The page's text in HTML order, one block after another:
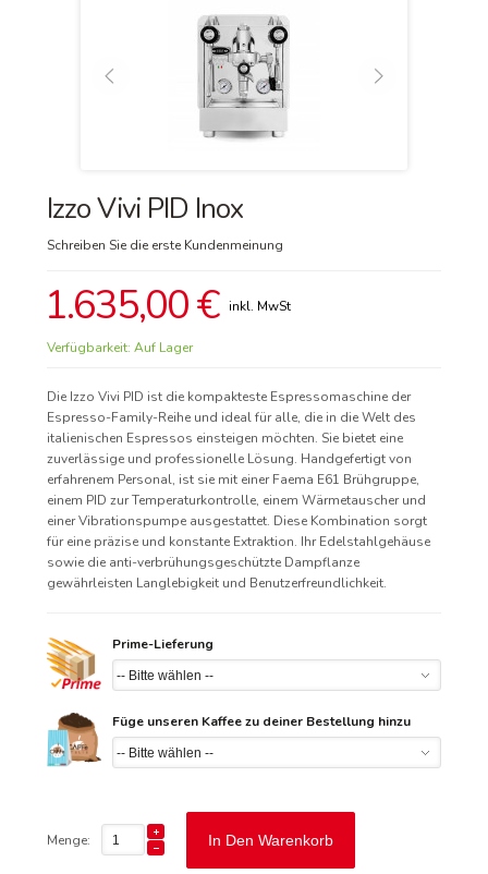
Izzo Vivi PID Inox
Schreiben Sie die erste Kundenmeinung
1.635,00 €
Verfügbarkeit: Auf Lager
Die Izzo Vivi PID ist die kompakteste Espressomaschine der
Espresso-Family-Reihe und ideal für alle, die in die Welt des
italienischen Espressos einsteigen möchten. Sie bietet eine
zuverlässige und professionelle Lösung. Handgefertigt von
erfahrenem Personal, ist sie mit einer Faema E61 Brühgruppe,
einem PID zur Temperaturkontrolle, einem Wärmetauscher und
einer Vibrationspumpe ausgestattet. Diese Kombination sorgt
für eine präzise und konstante Extraktion. Ihr Edelstahlgehäuse
sowie die anti-verbrühungsgeschützte Dampflanze
gewährleisten Langlebigkeit und Benutzerfreundlichkeit.
Prime-Lieferung
Füge unseren Kaffee zu deiner Bestellung hinzu
Menge: In Den Warenkorb